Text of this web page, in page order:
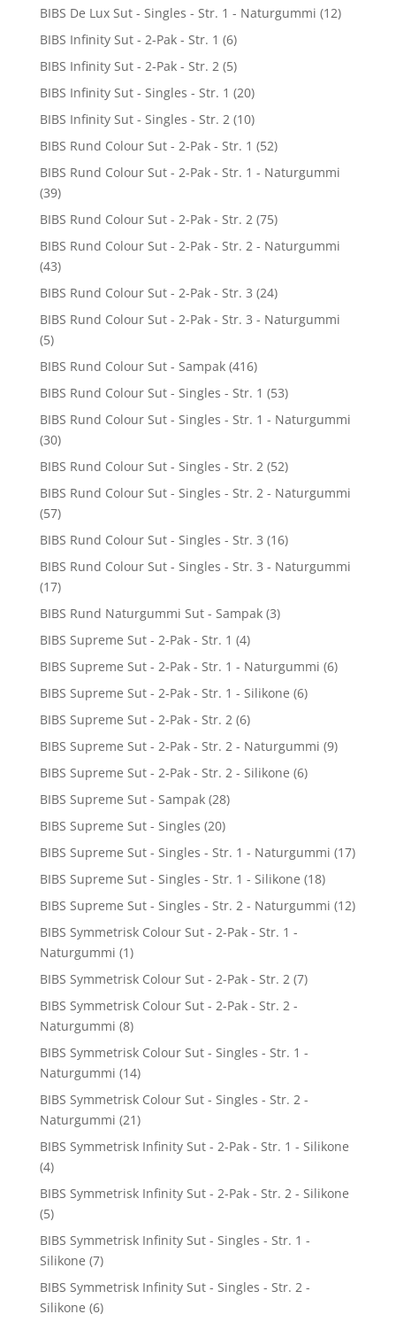
BIBS De Lux Sut - Singles - Str. 1 - Naturgummi (12)
BIBS Infinity Sut - 2-Pak - Str. 1 (6)
BIBS Infinity Sut - 2-Pak - Str. 2 (5)
BIBS Infinity Sut - Singles - Str. 1 (20)
BIBS Infinity Sut - Singles - Str. 2 (10)
BIBS Rund Colour Sut - 2-Pak - Str. 1 (52)
BIBS Rund Colour Sut - 2-Pak - Str. 1 - Naturgummi
(39)
BIBS Rund Colour Sut - 2-Pak - Str. 2 (75)
BIBS Rund Colour Sut - 2-Pak - Str. 2 - Naturgummi
(43)
BIBS Rund Colour Sut - 2-Pak - Str. 3 (24)
BIBS Rund Colour Sut - 2-Pak - Str. 3 - Naturgummi
(5)
BIBS Rund Colour Sut - Sampak (416)
BIBS Rund Colour Sut - Singles - Str. 1 (53)
BIBS Rund Colour Sut - Singles - Str. 1 - Naturgummi
(30)
BIBS Rund Colour Sut - Singles - Str. 2 (52)
BIBS Rund Colour Sut - Singles - Str. 2 - Naturgummi
(57)
BIBS Rund Colour Sut - Singles - Str. 3 (16)
BIBS Rund Colour Sut - Singles - Str. 3 - Naturgummi
(17)
BIBS Rund Naturgummi Sut - Sampak (3)
BIBS Supreme Sut - 2-Pak - Str. 1 (4)
BIBS Supreme Sut - 2-Pak - Str. 1 - Naturgummi (6)
BIBS Supreme Sut - 2-Pak - Str. 1 - Silikone (6)
BIBS Supreme Sut - 2-Pak - Str. 2 (6)
BIBS Supreme Sut - 2-Pak - Str. 2 - Naturgummi (9)
BIBS Supreme Sut - 2-Pak - Str. 2 - Silikone (6)
BIBS Supreme Sut - Sampak (28)
BIBS Supreme Sut - Singles (20)
BIBS Supreme Sut - Singles - Str. 1 - Naturgummi (17)
BIBS Supreme Sut - Singles - Str. 1 - Silikone (18)
BIBS Supreme Sut - Singles - Str. 2 - Naturgummi (12)
BIBS Symmetrisk Colour Sut - 2-Pak - Str. 1 -
Naturgummi (1)
BIBS Symmetrisk Colour Sut - 2-Pak - Str. 2 (7)
BIBS Symmetrisk Colour Sut - 2-Pak - Str. 2 -
Naturgummi (8)
BIBS Symmetrisk Colour Sut - Singles - Str. 1 -
Naturgummi (14)
BIBS Symmetrisk Colour Sut - Singles - Str. 2 -
Naturgummi (21)
BIBS Symmetrisk Infinity Sut - 2-Pak - Str. 1 - Silikone
(4)
BIBS Symmetrisk Infinity Sut - 2-Pak - Str. 2 - Silikone
(5)
BIBS Symmetrisk Infinity Sut - Singles - Str. 1 -
Silikone (7)
BIBS Symmetrisk Infinity Sut - Singles - Str. 2 -
Silikone (6)